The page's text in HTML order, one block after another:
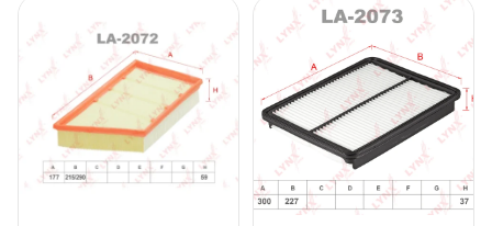
поддержанию
оптимальной работы
мотора, уменьшает износ
его внутренних
компонентов и
способствует продлению
срока службы силового